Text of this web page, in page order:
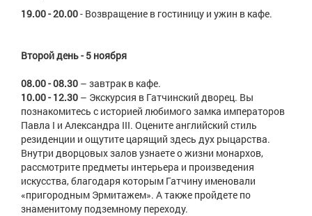
19.00 - 20.00- Возвращение в гостиницу и ужин в кафе.
Второй день - 5 ноября
08.00 - 08.30 – завтрак в кафе.
10.00 - 12.30 – Экскурсия в Гатчинский дворец. Вы
познакомитесь с историей любимого замка императоров
Павла I и Александра III. Оцените английский стиль
резиденции и ощутите царящий здесь дух рыцарства.
Внутри дворцовых залов узнаете о жизни монархов,
рассмотрите предметы интерьера и произведения
искусства, благодаря которым Гатчину именовали
«пригородным Эрмитажем». А также пройдете по
знаменитому подземному переходу.